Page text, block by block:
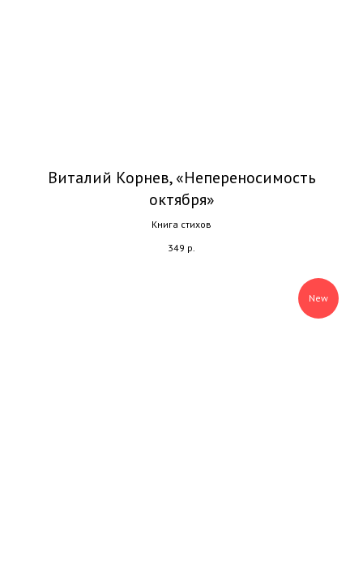
Виталий Корнев, «Непереносимость
октября»
Книга стихов
349 р.
New